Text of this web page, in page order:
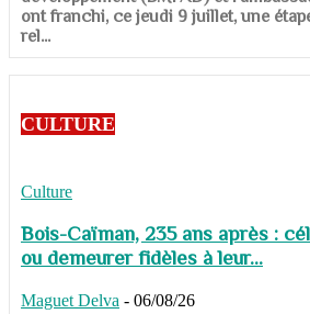
ont franchi, ce jeudi 9 juillet, une
rel...
CULTURE
Culture
Bois-Caïman, 235 ans après :
ou demeurer fidèles à leur...
Maguet Delva - 06/08/26